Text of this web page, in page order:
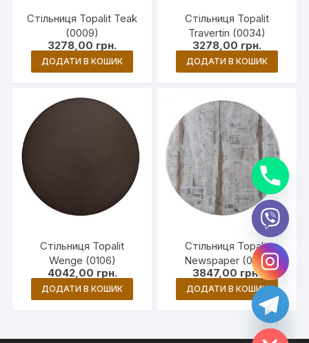
Стільниця Topalit Teak
(0009)
3278,00 грн.
ДОДАТИ В КОШИК
Стільниця Topalit
Travertin (0034)
3278,00 грн.
ДОДАТИ В КОШИК
Стільниця Topalit
Wenge (0106)
4042,00 грн.
ДОДАТИ В КОШИК
Стільниця Topalit
Newspaper (0151)
3847,00 грн.
ДОДАТИ В КОШИК
H
i
d
c
h
a
t
y